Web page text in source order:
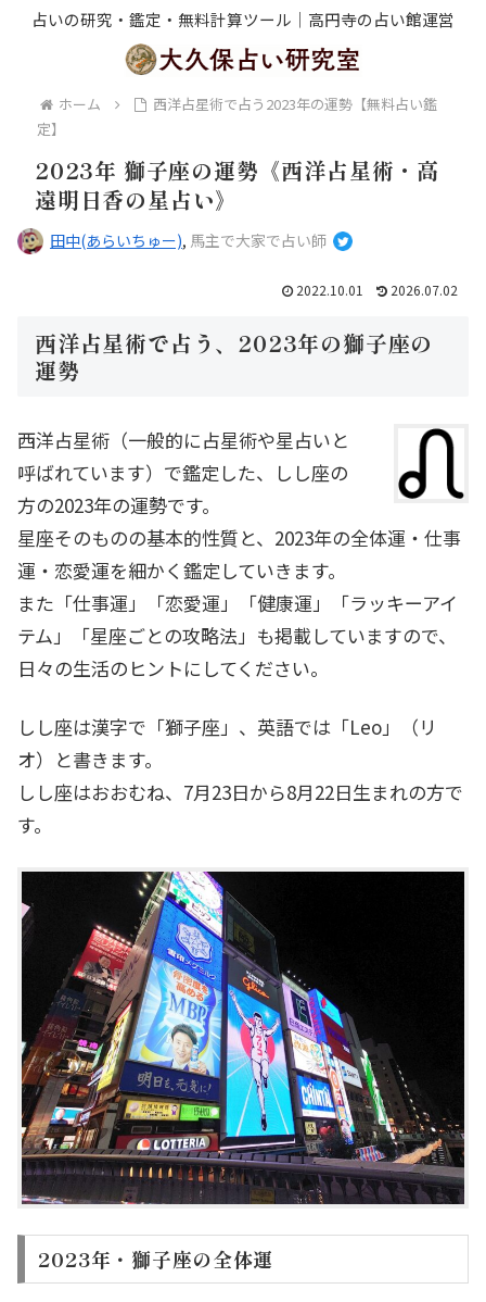
占いの研究・鑑定・無料計算ツール｜高円寺の占い館運営
ホーム
西洋占星術で占う2023年の運勢【無料占い鑑
定】
2023年 獅子座の運勢《西洋占星術・高
遠明日香の星占い》
田中(あらいちゅー), 馬主で大家で占い師
2022.10.01 2026.07.02
西洋占星術で占う、2023年の獅子座の
運勢
西洋占星術（一般的に占星術や星占いと
呼ばれています）で鑑定した、しし座の
方の2023年の運勢です。
星座そのものの基本的性質と、2023年の全体運・仕事
運・恋愛運を細かく鑑定していきます。
また「仕事運」「恋愛運」「健康運」「ラッキーアイ
テム」「星座ごとの攻略法」も掲載していますので、
日々の生活のヒントにしてください。
しし座は漢字で「獅子座」、英語では「Leo」（リ
オ）と書きます。
しし座はおおむね、7月23日から8月22日生まれの方で
す。
2023年・獅子座の全体運